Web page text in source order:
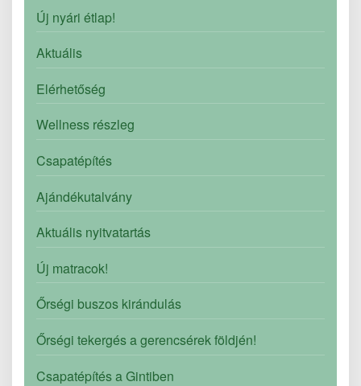
Új nyári étlap!
Aktuális
Elérhetőség
Wellness részleg
Csapatépítés
Ajándékutalvány
Aktuális nyitvatartás
Új matracok!
Őrségi buszos kirándulás
Őrségi tekergés a gerencsérek földjén!
Csapatépítés a Gintiben